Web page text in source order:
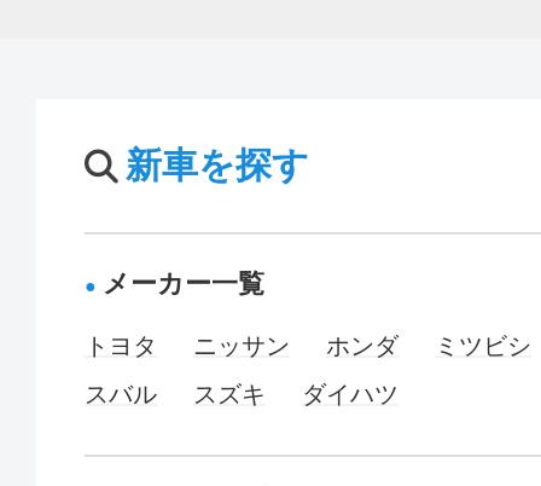
新車を探す
メーカー一覧
トヨタ ニッサン ホンダ
ミツビシ
スバル
スズキ ダイハツ